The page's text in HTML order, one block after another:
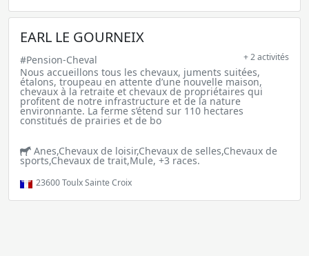
EARL LE GOURNEIX
#Pension-Cheval + 2 activités
Nous accueillons tous les chevaux, juments suitées,
étalons, troupeau en attente d’une nouvelle maison,
chevaux à la retraite et chevaux de propriétaires qui
profitent de notre infrastructure et de la nature
environnante. La ferme s’étend sur 110 hectares
constitués de prairies et de bo
Anes,Chevaux de loisir,Chevaux de selles,Chevaux de
sports,Chevaux de trait,Mule, +3 races.
23600Toulx Sainte Croix